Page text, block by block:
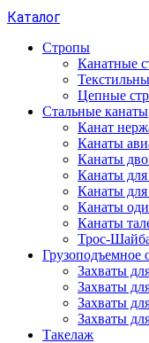
Каталог
Стропы
Канатные
Цепные
Стальные канаты
Канат
Канаты
Канаты
Канаты для
Канаты
Канаты
Канаты
Трос-
Грузоподъемное
Захваты
Захваты
Захваты
Захваты
Такелаж